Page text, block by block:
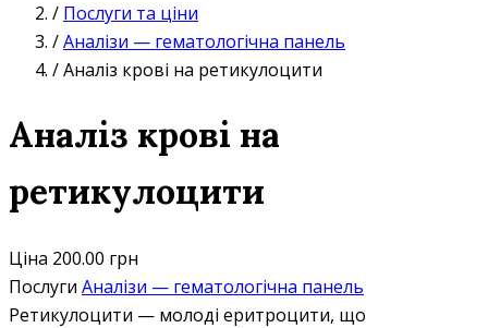
/ Послуги та ціни
/Аналізи — гематологічна панель
/Аналіз крові на ретикулоцити
Аналіз крові на
ретикулоцити
Ціна 200.00 грн
Послуги Аналізи — гематологічна панель
Ретикулоцити — молоді еритроцити, що